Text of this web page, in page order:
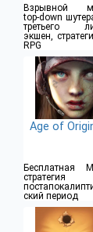
Утопию
Взрывной
top-down
третьего
экшен,
RPG
Age of
Бесплатная
ский период